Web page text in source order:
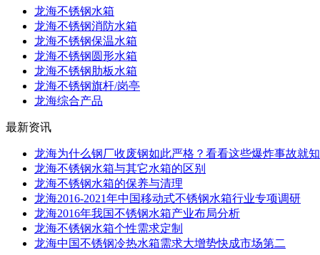
龙海不锈钢水箱
龙海不锈钢消防水箱
龙海不锈钢保温水箱
龙海不锈钢圆形水箱
龙海不锈钢肋板水箱
龙海不锈钢旗杆/岗亭
龙海综合产品
最新资讯
龙海为什么钢厂收废钢如此严格？看看这些爆炸事故就
龙海不锈钢水箱与其它水箱的区别
龙海不锈钢水箱的保养与清理
龙海2016-2021年中国移动式不锈钢水箱行业专项调研
龙海2016年我国不锈钢水箱产业布局分析
龙海不锈钢水箱个性需求定制
龙海中国不锈钢冷热水箱需求大增势快成市场第二